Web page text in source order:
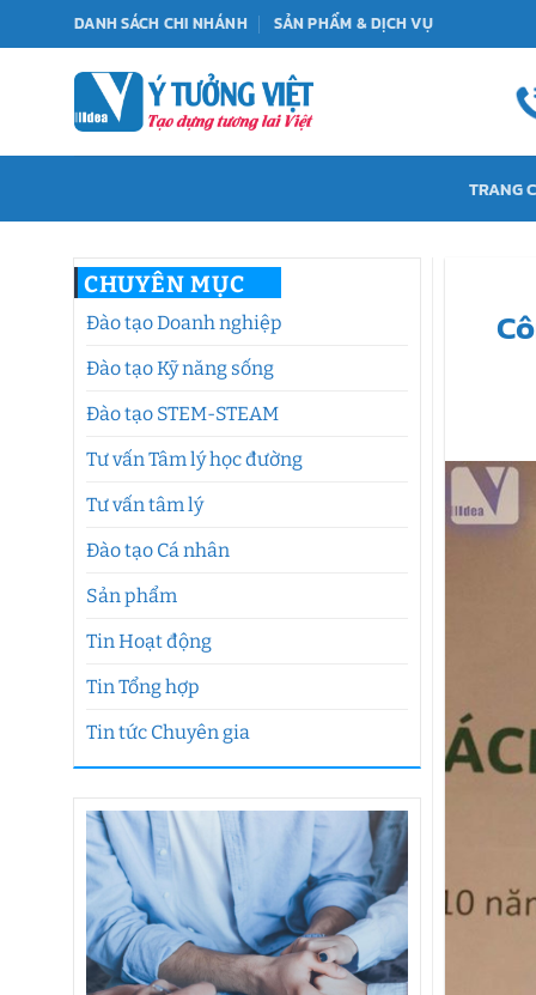
qua
DANH SÁCH CHI NHÁNH SẢN PHẨM & DỊCH VỤ
TRANG
CHUYÊN MỤC
Đào tạo Doanh nghiệp
Đào tạo Kỹ năng sống
Đào tạo STEM-STEAM
Tư vấn Tâm lý học đường
Tư vấn tâm lý
Đào tạo Cá nhân
Sản phẩm
Tin Hoạt động
Tin Tổng hợp
Tin tức Chuyên gia